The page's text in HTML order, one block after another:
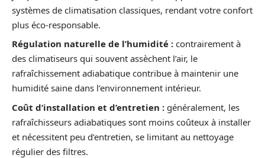
systèmes de climatisation classiques, rendant votre confort
plus éco-responsable.
Régulation naturelle de l’humidité : contrairement à
des climatiseurs qui souvent assèchent l’air, le
rafraîchissement adiabatique contribue à maintenir une
humidité saine dans l’environnement intérieur.
Coût d’installation et d’entretien : généralement, les
rafraîchisseurs adiabatiques sont moins coûteux à installer
et nécessitent peu d’entretien, se limitant au nettoyage
régulier des filtres.